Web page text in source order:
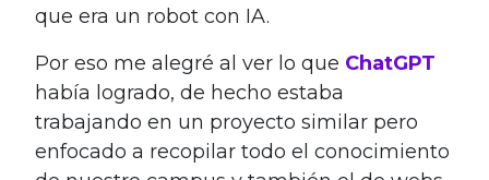
que era un robot con IA.
Por eso me alegré al ver lo que ChatGPT
había logrado, de hecho estaba
trabajando en un proyecto similar pero
enfocado a recopilar todo el conocimiento